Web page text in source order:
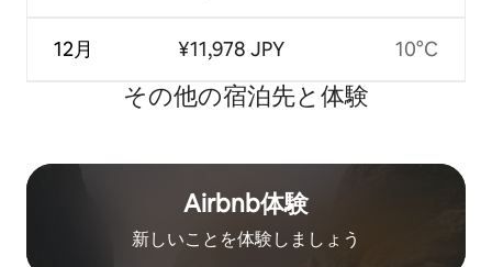
12月 ¥11,978 JPY 10°C
その他の宿⁠泊⁠先と体⁠験
Airbnb体験
新しいことを体験しましょう